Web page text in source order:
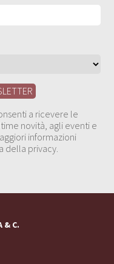
a ricevere le
novità, agli eventi e
informazioni
della privacy.
& C.